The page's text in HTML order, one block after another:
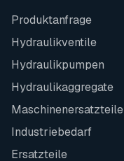
Produktanfrage
Hydraulikventile
Hydraulikpumpen
Hydraulikaggregate
Maschinenersatzteile
Industriebedarf
Ersatzteile